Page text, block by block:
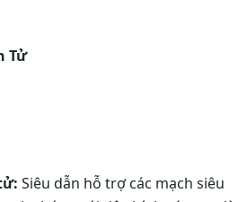
Tử
Siêu dẫn hỗ trợ các mạch siêu